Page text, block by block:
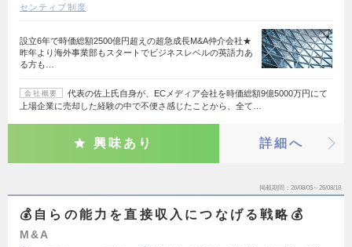
センティブ制度
設立6年で時価総額2500億円超えの超急成長M&A仲介会社★
昨年より海外事業部もスタートでビジネスレベルの英語力あ
る方も…
会社概要
代表の佐上氏自身が、ECメディア会社を時価総額9億5000万円にて
上場企業に売却した経験の中で不便さ感じたことから、全て…
興味あり 詳細へ
掲載期間 26/08/05～26/08/18
💰自らの能力を直接収入につなげる戦略💰
M&A